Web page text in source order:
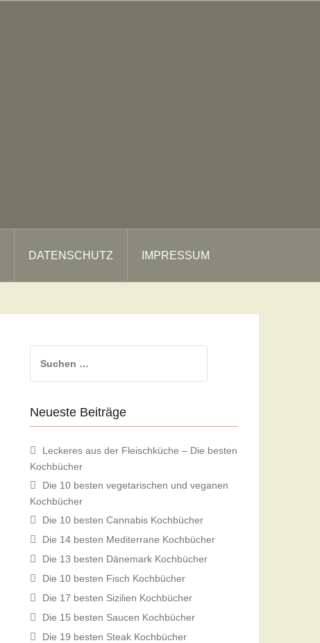
DATENSCHUTZ IMPRESSUM
nach:
Neueste Beiträge
Leckeres aus der Fleischküche – Die besten
Kochbücher
Die 10 besten vegetarischen und veganen
Kochbücher
Die 10 besten Cannabis Kochbücher
Die 14 besten Mediterrane Kochbücher
Die 13 besten Dänemark Kochbücher
Die 10 besten Fisch Kochbücher
Die 17 besten Sizilien Kochbücher
Die 15 besten Saucen Kochbücher
Die 19 besten Steak Kochbücher